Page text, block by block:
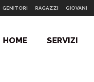
GENITORI RAGAZZI GIOVANI
HOME SERVIZI